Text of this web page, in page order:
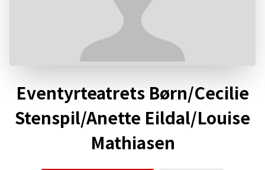
Eventyrteatrets Børn/Cecilie
Stenspil/Anette Eildal/Louise
Mathiasen